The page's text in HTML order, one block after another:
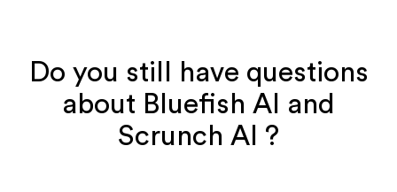
Do you still have questions
about Bluefish AI and
Scrunch AI ?